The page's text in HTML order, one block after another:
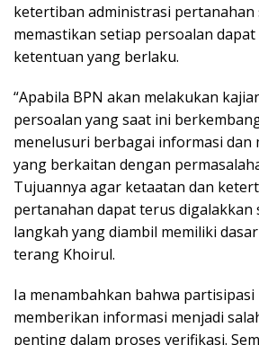
ketertiban administrasi pertanahan
memastikan setiap persoalan
ketentuan yang berlaku.
“Apabila BPN akan melakukan
persoalan yang saat ini
menelusuri berbagai informasi
yang berkaitan dengan
Tujuannya agar ketaatan dan
pertanahan dapat terus digalakkan
langkah yang diambil memiliki
terang Khoirul.
Ia menambahkan bahwa partisipasi
memberikan informasi menjadi
penting dalam proses verifikasi.